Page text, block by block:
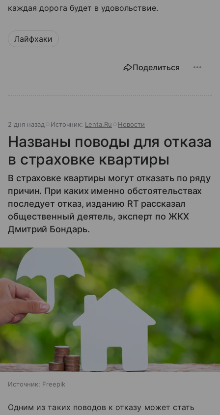
каждая дорога будет в удовольствие.
Лайфхаки
Поделиться
2 дня назад Источник: Lenta.Ru Новости
Названы поводы для отказа
в страховке квартиры
В страховке квартиры могут отказать по ряду
причин. При каких именно обстоятельствах
последует отказ, изданию RT рассказал
общественный деятель, эксперт по ЖКХ
Дмитрий Бондарь.
Источник: Freepik
Одним из таких поводов к отказу может стать